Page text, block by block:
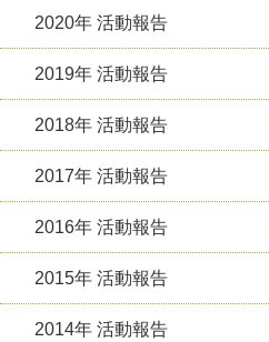
2020年 活動報告
2019年 活動報告
2018年 活動報告
2017年 活動報告
2016年 活動報告
2015年 活動報告
2014年 活動報告